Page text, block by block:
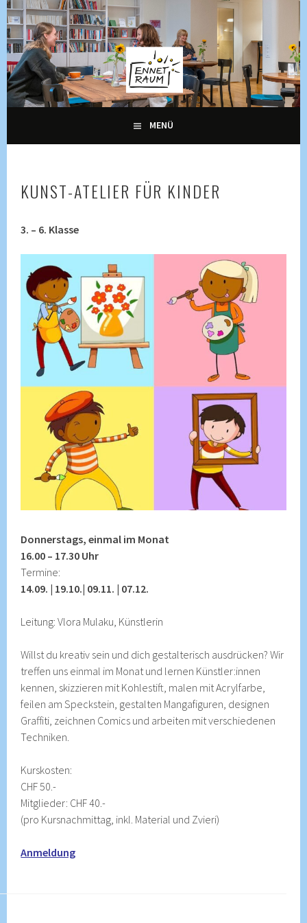
Springe
zum
Inhalt
ENNETRAUM –
KULTURZENTRUM
ENNETBADEN
KULTUR, KURSE UND VERANSTALTUNGEN FÜR ALLE
GENERATIONEN
MENÜ
KUNST-ATELIER FÜR KINDER
3. – 6. Klasse
Donnerstags, einmal im Monat
16.00 – 17.30 Uhr
Termine:
14.09. | 19.10.| 09.11. | 07.12.
Leitung: Vlora Mulaku, Künstlerin
Willst du kreativ sein und dich gestalterisch ausdrücken? Wir
treffen uns einmal im Monat und lernen Künstler:innen
kennen, skizzieren mit Kohlestift, malen mit Acrylfarbe,
feilen am Speckstein, gestalten Mangafiguren, designen
Graffiti, zeichnen Comics und arbeiten mit verschiedenen
Techniken.
Kurskosten:
CHF 50.-
Mitglieder: CHF 40.-
(pro Kursnachmittag, inkl. Material und Zvieri)
Anmeldung